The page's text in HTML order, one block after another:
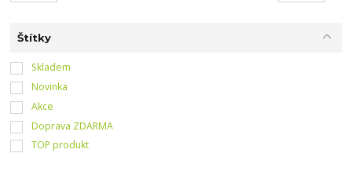
Štítky
Skladem
Novinka
Akce
Doprava ZDARMA
TOP produkt